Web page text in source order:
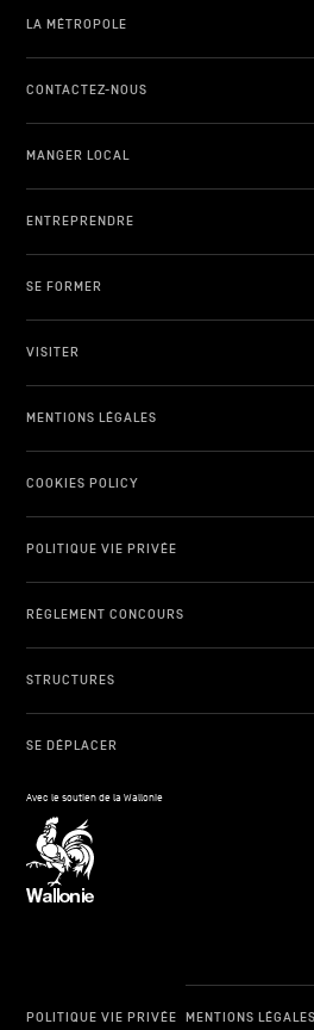
LA MÉTROPOLE
CONTACTEZ-NOUS
MANGER LOCAL
ENTREPRENDRE
SE FORMER
VISITER
MENTIONS LÉGALES
COOKIES POLICY
POLITIQUE VIE PRIVÉE
RÈGLEMENT CONCOURS
STRUCTURES
SE DÉPLACER
Avec le soutien de la Wallonie
POLITIQUE VIE PRIVÉE MENTIONS LÉGALES